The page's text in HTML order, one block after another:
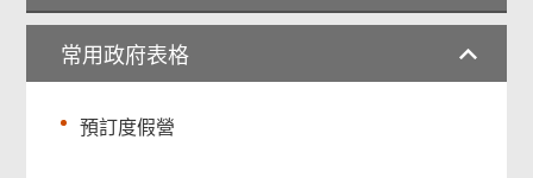
常用政府表格
預訂度假營